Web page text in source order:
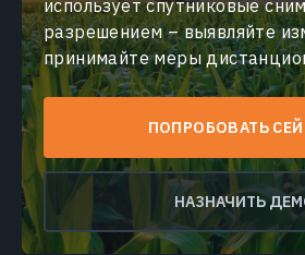
использует спутниковые
разрешением – выявляйте
принимайте меры
ПОПРОБОВАТЬ
НАЗНАЧИТЬ